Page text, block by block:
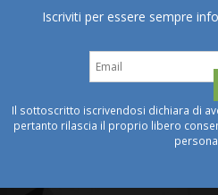
Iscriviti per essere sempre
Il sottoscritto iscrivendosi dichiara di
pertanto rilascia il proprio libero